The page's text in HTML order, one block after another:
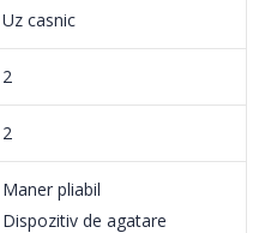
Uz casnic
2
2
Maner pliabil
Dispozitiv de agatare